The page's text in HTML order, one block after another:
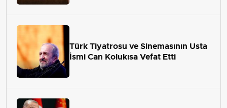
Türk Tiyatrosu ve Sinemasının Usta
İsmi Can Kolukısa Vefat Etti